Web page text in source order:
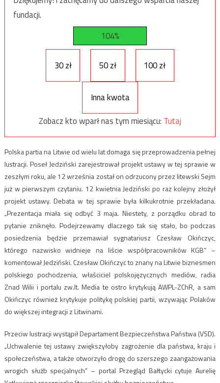
fundacji.
104%
30 zł 50 zł 100 zł
Inna kwota
Zobacz kto wparł nas tym miesiącu: Tutaj
Polska partia na Litwie od wielu lat domaga się przeprowadzenia pełnej
lustracji. Poseł Jedziński zarejestrował projekt ustawy w tej sprawie w
zeszłym roku, ale 12 września został on odrzucony przez litewski Sejm
już w pierwszym czytaniu. 12 kwietnia Jedziński po raz kolejny złożył
projekt ustawy. Debata w tej sprawie była kilkukrotnie przekładana.
„Prezentacja miała się odbyć 3 maja. Niestety, z porządku obrad to
pytanie zniknęło. Podejrzewamy dlaczego tak się stało, bo podczas
posiedzenia będzie przemawiał sygnatariusz Czesław Okińczyc,
którego nazwisko widnieje na liście współpracowników KGB” –
komentował Jedziński. Czesław Okińczyc to znany na Litwie biznesmen
polskiego pochodzenia, właściciel polskojęzycznych mediów, radia
Znad Wilii i portalu zw.lt. Media te ostro krytykują AWPL-ZChR, a sam
Okińczyc również krytykuje politykę polskiej partii, wzywając Polaków
do większej integracji z Litwinami.
Przeciw lustracji wystąpił Departament Bezpieczeństwa Państwa (VSD).
„Uchwalenie tej ustawy zwiększyłoby zagrożenie dla państwa, kraju i
społeczeństwa, a także otworzyło drogę do szerszego zaangażowania
wrogich służb specjalnych” – portal Przegląd Bałtycki cytuje Aurelię